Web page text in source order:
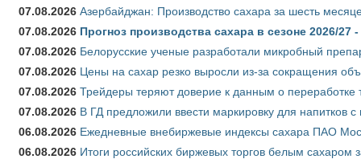
07.08.2026 Азербайджан: Производство сахара за шесть
07.08.2026 Прогноз производства сахара в сезоне 2026/
07.08.2026 Белорусские ученые разработали микробный
07.08.2026 Цены на сахар резко выросли из-за сокращения
07.08.2026 Трейдеры теряют доверие к данным о переработке
07.08.2026 В ГД предложили ввести маркировку для напитков
06.08.2026 Ежедневные внебиржевые индексы сахара ПАО
06.08.2026 Итоги российских биржевых торгов белым сахаром